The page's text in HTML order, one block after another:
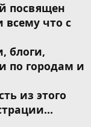
посвящен
всему что с
блоги,
по городам и
из этого